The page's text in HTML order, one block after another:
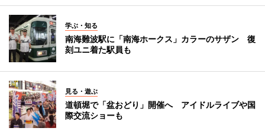
学ぶ・知る
南海難波駅に「南海ホークス」カラーのサザン 復
刻ユニ着た駅員も
見る・遊ぶ
道頓堀で「盆おどり」開催へ アイドルライブや国
際交流ショーも